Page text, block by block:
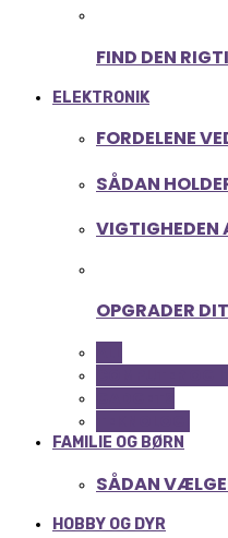
FIND DEN
ELEKTRONIK
FORDELENE
SÅDAN
VIGTIGHEDEN
OPGRADER
FAMILIE OG BØRN
SÅDAN
HOBBY OG DYR